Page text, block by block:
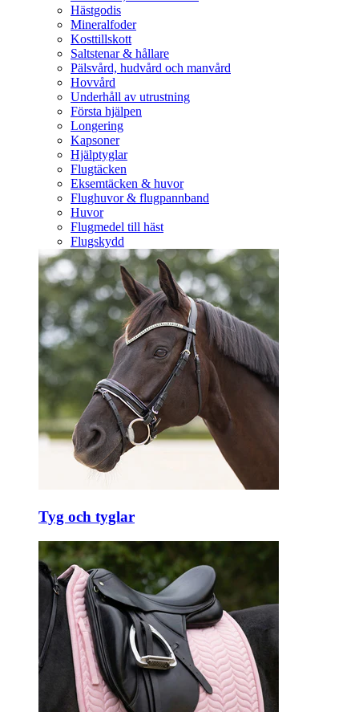
Hästgodis
Mineralfoder
Kosttillskott
Saltstenar & hållare
Pälsvård, hudvård och manvård
Hovvård
Underhåll av utrustning
Första hjälpen
Longering
Kapsoner
Hjälptyglar
Flugtäcken
Eksemtäcken & huvor
Flughuvor & flugpannband
Huvor
Flugmedel till häst
Flugskydd
Tyg och tyglar